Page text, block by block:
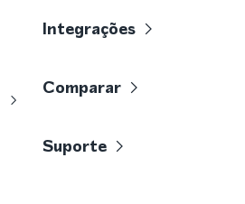
Integrações
Comparar
Suporte